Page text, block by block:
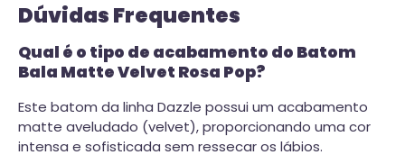
Dúvidas Frequentes
Qual é o tipo de acabamento do Batom
Bala Matte Velvet Rosa Pop?
Este batom da linha Dazzle possui um acabamento
matte aveludado (velvet), proporcionando uma cor
intensa e sofisticada sem ressecar os lábios.